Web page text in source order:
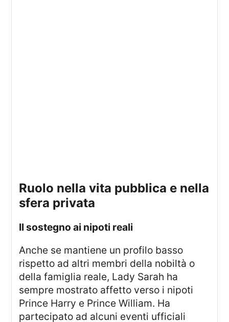
ruolo nella vita pubblica e nella
sfera privata
il sostegno ai nipoti reali
Anche se mantiene un profilo basso
rispetto ad altri membri della nobiltà o
della famiglia reale, Lady Sarah ha
sempre mostrato affetto verso i nipoti
Prince Harry e Prince William. Ha
partecipato ad alcuni eventi ufficiali